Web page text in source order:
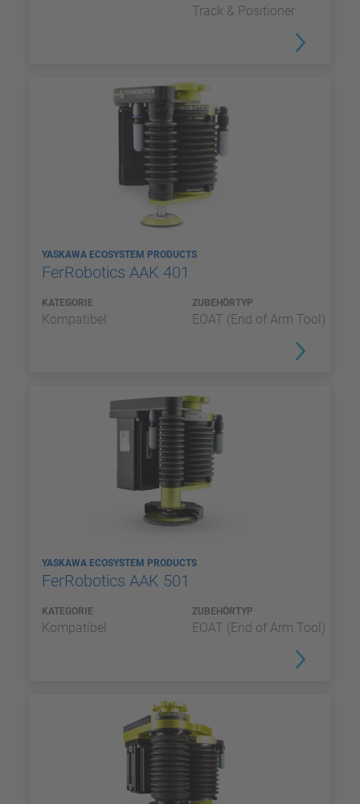
Track & Positioner
YASKAWA ECOSYSTEM PRODUCTS
FerRobotics AAK 401
KATEGORIE
Kompatibel
ZUBEHÖRTYP
EOAT (End of Arm Tool)
YASKAWA ECOSYSTEM PRODUCTS
FerRobotics AAK 501
KATEGORIE
Kompatibel
ZUBEHÖRTYP
EOAT (End of Arm Tool)